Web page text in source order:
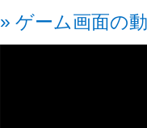
» ゲーム画面の